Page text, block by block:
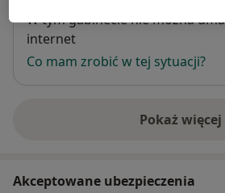
Dostępność
W tym gabinecie nie można
internet
Co mam zrobić w tej sytuacji?
Pokaż więcej
o
Akceptowane ubezpieczenia